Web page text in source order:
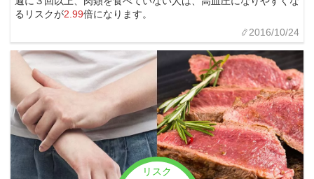
るリスクが2.99倍になります。
2016/10/24
リスク